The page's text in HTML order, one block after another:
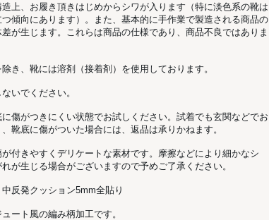
造上、お履き頂きはじめからシワが入ります（特に淡色系の靴は
つ傾向にあります）。また、基本的に手作業で製造される商品の
が生じます。これらは商品の仕様であり、商品不良ではありま
除き、靴には溶剤（接着剤）を使用しております。
いでください。
に傷がつきにくい状態でお試しください。試着でも玄関などでお
靴底に傷がついた場合には、返品は承りかねます。
が付きやすくデリケートな素材です。摩擦などにより細かなシ
が生じる場合がございますので予めご了承ください。
中反発クッション5mm全貼り
ュート風の編み柄加工です。